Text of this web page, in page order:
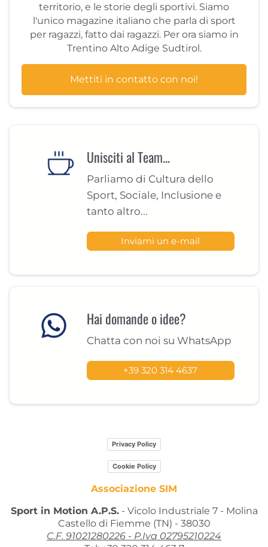
territorio, e le storie degli sportivi. Siamo
l'unico magazine italiano che parla di sport
per ragazzi, fatto dai ragazzi. Per ora siamo in
Trentino Alto Adige Sudtirol.
Mettiti in contatto con noi!
Unisciti al Team...
Parliamo di Cultura dello
Sport, Sociale, Inclusione e
tanto altro...
Inviami un e-mail
Hai domande o idee?
Chatta con noi su WhatsApp
+39 320 314 4637
Sport in Motion A.P.S.- Vicolo Industriale 7 - Molina
Castello di Fiemme (TN) - 38030
C.F. 91021280226 - P.Iva 02795210224
Privacy Policy
Cookie Policy
Associazione SIM